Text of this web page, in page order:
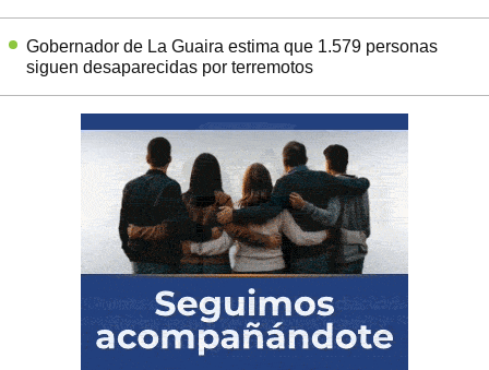
Gobernador de La Guaira estima que 1.579 personas
siguen desaparecidas por terremotos